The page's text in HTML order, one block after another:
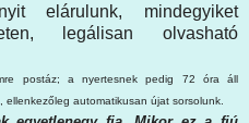
elárulunk, mindegyiket
legálisan olvasható
postáz; a nyertesnek pedig 72 óra áll
automatikusan újat sorsolunk.